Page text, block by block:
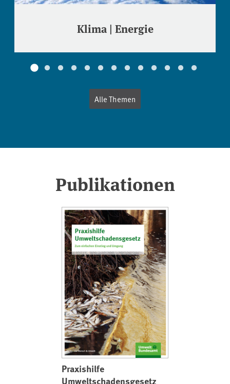
Klima | Energie
Alle Themen
Publikationen
Praxishilfe
Umweltschadensgesetz